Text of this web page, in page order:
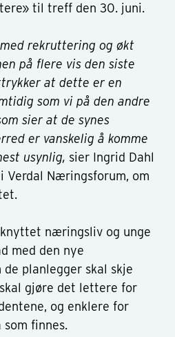
til treff den 30. juni.
rekruttering og økt
på flere vis den siste
at dette er en
som vi på den andre
sier at de synes
er vanskelig å komme
usynlig, sier Ingrid Dahl
Verdal Næringsforum, om
næringsliv og unge
med den nye
de planlegger skal skje
gjøre det lettere for
og enklere for
finnes.